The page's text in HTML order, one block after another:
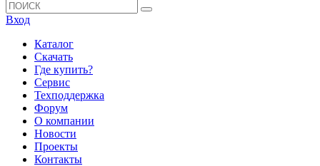
Вход
Каталог
Скачать
Где купить?
Сервис
Техподдержка
Форум
О компании
Новости
Проекты
Контакты